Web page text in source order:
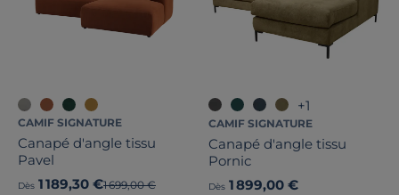
CAMIF SIGNATURE
Canapé d'angle tissu
Pavel
Dès 1 189,30 €Ancien prix
1 699,00 €
+1
CAMIF SIGNATURE
Canapé d'angle tissu
Pornic
Dès 1 899,00 €
Nombre de places
Convertible